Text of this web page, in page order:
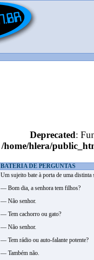
Deprecated:
/home/hlera/
BATERIA DE PERGUNTAS
Um sujeito bate à porta de uma distinta
— Bom dia, a senhora tem filhos?
— Não senhor.
— Tem cachorro ou gato?
— Não senhor.
— Tem rádio ou auto-falante potente?
— Também não.